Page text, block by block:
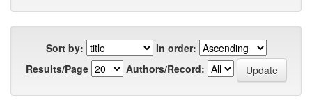
Sort by:
In order:
Results/Page
Authors/Record: